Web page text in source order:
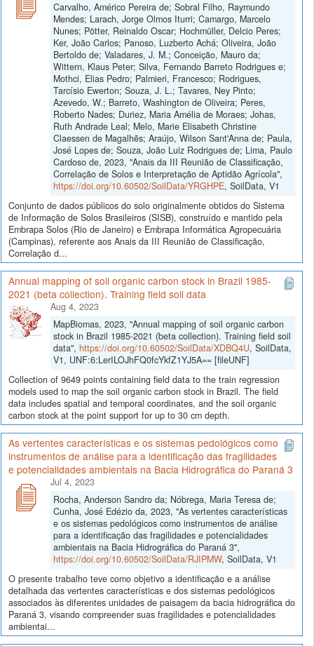
Carvalho, Américo Pereira de; Sobral Filho, Raymundo
Mendes; Larach, Jorge Olmos Iturri; Camargo, Marcelo
Nunes; Pötter, Reinaldo Oscar; Hochmüller, Delcio Peres;
Ker, João Carlos; Panoso, Luzberto Achá; Oliveira, João
Bertoldo de; Valadares, J. M.; Conceição, Mauro da;
Wittern, Klaus Peter; Silva, Fernando Barreto Rodrigues e;
Mothci, Elias Pedro; Palmieri, Francesco; Rodrigues,
Tarcísio Ewerton; Souza, J. L.; Tavares, Ney Pinto;
Azevedo, W.; Barreto, Washington de Oliveira; Peres,
Roberto Nades; Duriez, Maria Amélia de Moraes; Johas,
Ruth Andrade Leal; Melo, Marie Elisabeth Christine
Claessen de Magalhẽs; Araújo, Wilson Sant'Anna de; Paula,
José Lopes de; Souza, João Luiz Rodrigues de; Lima, Paulo
Cardoso de, 2023, "Anais da III Reunião de Classificação,
Correlação de Solos e Interpretação de Aptidão Agrícola",
https://doi.org/10.60502/SoilData/YRGHPE, SoilData, V1
Conjunto de dados públicos do solo originalmente obtidos do Sistema
de Informação de Solos Brasileiros (SISB), construído e mantido pela
Embrapa Solos (Rio de Janeiro) e Embrapa Informática Agropecuária
(Campinas), referente aos Anais da III Reunião de Classificação,
Correlação d...
Annual mapping of soil organic carbon stock in Brazil 1985-
2021 (beta collection). Training field soil data
Aug 4, 2023
MapBiomas, 2023, "Annual mapping of soil organic carbon
stock in Brazil 1985-2021 (beta collection). Training field soil
data", https://doi.org/10.60502/SoilData/XDBQ4U, SoilData,
V1, UNF:6:LerILOJhFQ0fcYkfZ1YJ5A== [fileUNF]
Collection of 9649 points containing field data to the train regression
models used to map the soil organic carbon stock in Brazil. The field
data includes spatial and temporal coordinates, and the soil organic
carbon stock at the point support for up to 30 cm depth.
As vertentes características e os sistemas pedológicos como
instrumentos de análise para a identificação das fragilidades
e potencialidades ambientais na Bacia Hidrográfica do Paraná 3
Jul 4, 2023
Rocha, Anderson Sandro da; Nóbrega, Maria Teresa de;
Cunha, José Edézio da, 2023, "As vertentes características
e os sistemas pedológicos como instrumentos de análise
para a identificação das fragilidades e potencialidades
ambientais na Bacia Hidrográfica do Paraná 3",
https://doi.org/10.60502/SoilData/RJIPMW, SoilData, V1
O presente trabalho teve como objetivo a identificação e a análise
detalhada das vertentes características e dos sistemas pedológicos
associados às diferentes unidades de paisagem da bacia hidrográfica do
Paraná 3, visando compreender suas fragilidades e potencialidades
ambientai...